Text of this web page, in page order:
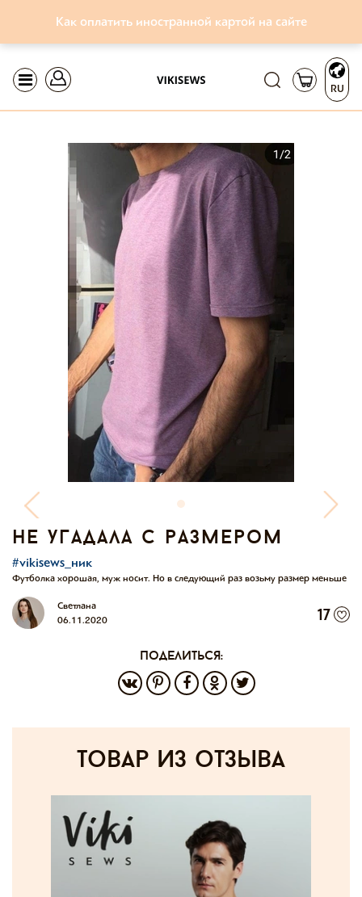
Как оплатить иностранной картой на сайте
RU
не угадала с размером
#vikisews_ник
Футболка хорошая, муж носит. Но в следующий раз возьму размер меньше
Светлана
06.11.2020
17
поделиться:
товар из отзыва